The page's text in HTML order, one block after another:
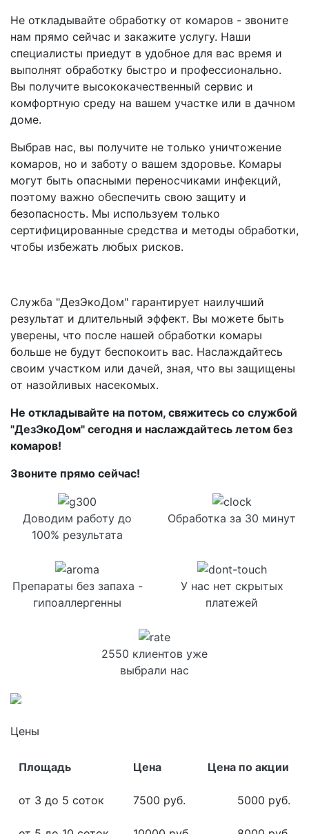
Не откладывайте обработку от комаров - звоните
нам прямо сейчас и закажите услугу. Наши
специалисты приедут в удобное для вас время и
выполнят обработку быстро и профессионально.
Вы получите высококачественный сервис и
комфортную среду на вашем участке или в дачном
доме.
Выбрав нас, вы получите не только уничтожение
комаров, но и заботу о вашем здоровье. Комары
могут быть опасными переносчиками инфекций,
поэтому важно обеспечить свою защиту и
безопасность. Мы используем только
сертифицированные средства и методы обработки,
чтобы избежать любых рисков.
Служба "ДезЭкоДом" гарантирует наилучший
результат и длительный эффект. Вы можете быть
уверены, что после нашей обработки комары
больше не будут беспокоить вас. Наслаждайтесь
своим участком или дачей, зная, что вы защищены
от назойливых насекомых.
Не откладывайте на потом, свяжитесь со службой
"ДезЭкоДом" сегодня и наслаждайтесь летом без
комаров!
Звоните прямо сейчас!
Доводим работу до
100% результата
Обработка за 30 минут
Препараты без запаха -
гипоаллергенны
У нас нет скрытых
платежей
2550 клиентов уже
выбрали нас
Цены
Площадь Цена Цена по акции
от 3 до 5 соток 7500 руб. 5000 руб.